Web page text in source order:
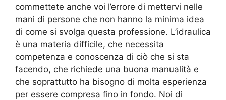
commettete anche voi l’errore di mettervi nelle
mani di persone che non hanno la minima idea
di come si svolga questa professione. L’idraulica
è una materia difficile, che necessita
competenza e conoscenza di ciò che si sta
facendo, che richiede una buona manualità e
che soprattutto ha bisogno di molta esperienza
per essere compresa fino in fondo. Noi di